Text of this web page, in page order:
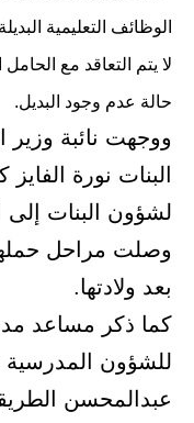
الوظائف التعليمية
لا يتم التعاقد مع
حالة عدم وجود البديل.
ووجهت نائبة وزير
البنات نورة الفايز
لشؤون البنات إلى
وصلت مراحل
بعد ولادتها.
كما ذكر مساعد
للشؤون
عبدالمحسن